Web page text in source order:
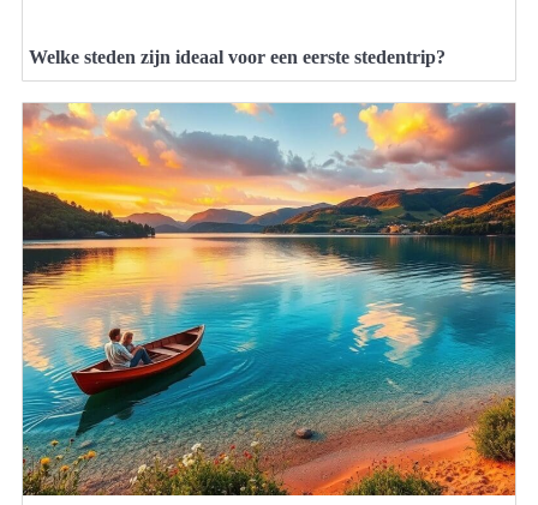
Welke steden zijn ideaal voor een eerste stedentrip?